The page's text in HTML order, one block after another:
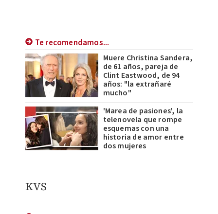
Te recomendamos...
Muere Christina Sandera,
de 61 años, pareja de
Clint Eastwood, de 94
años: "la extrañaré
mucho"
'Marea de pasiones', la
telenovela que rompe
esquemas con una
historia de amor entre
dos mujeres
KVS